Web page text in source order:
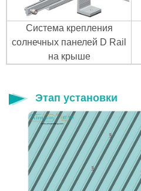
Система крепления
солнечных панелей D Rail
на крыше
Этап установки